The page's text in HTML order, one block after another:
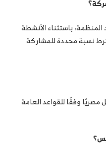
باستثناء الأنشطة
نسبة محددة للمشاركة
وفقًا للقواعد العامة